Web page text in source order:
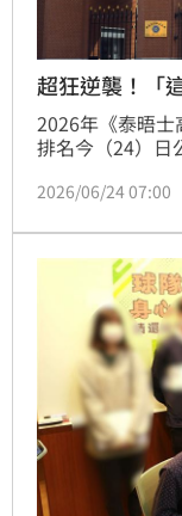
超狂逆襲！「
2026年《泰晤
排名今（24）日
間，創下近年最
項擠進全球前
2026/06/24 07:00